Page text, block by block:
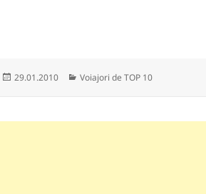
Publicat
29.01.2010 Categorii
Voiajori de TOP 10